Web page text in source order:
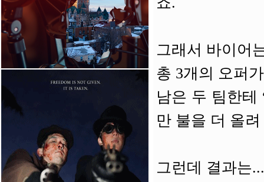
그래서 바이어
총 3개의 오퍼
남은 두 팀한테
만 불을 더 올
그런데 결과는...